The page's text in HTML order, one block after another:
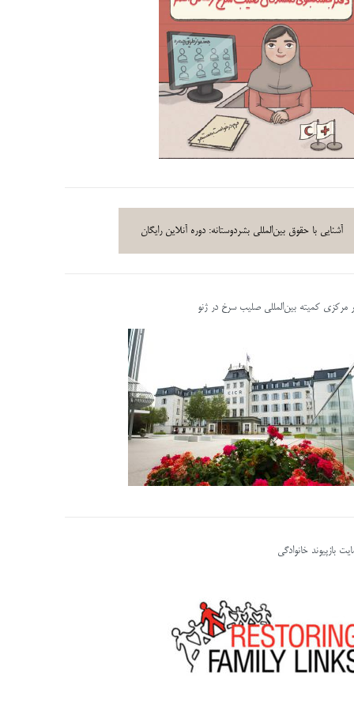
آشنایی با حقوق بین‌المللی بشردوستانه: دوره آنلاین رایگان
مرکزی کمیته بین‌المللی صلیب سرخ در ژنو
بازپیوند خانوادگی